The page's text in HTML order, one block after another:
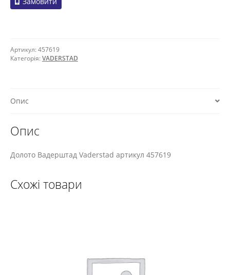
Артикул:457619
Категорія:VADERSTAD
Опис
Опис
Долото Вадерштад Vaderstad артикул 457619
Схожі товари